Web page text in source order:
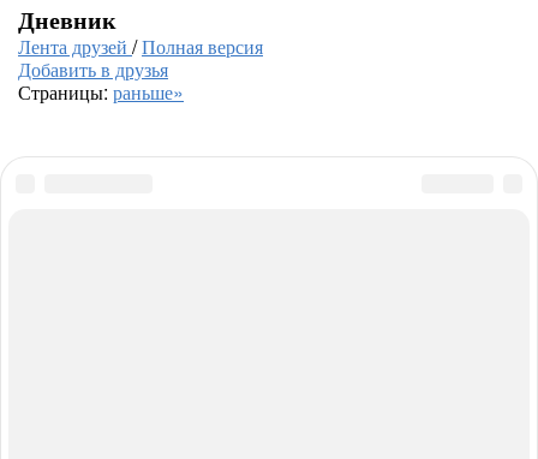
Дневник
Лента друзей /Полная версия
Добавить в друзья
Страницы: раньше»